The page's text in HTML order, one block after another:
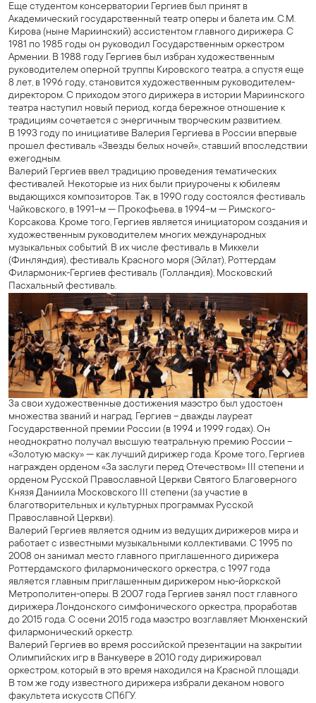
Еще студентом консерватории Гергиев был принят в
Академический государственный театр оперы и балета им. С.М.
Кирова (ныне Мариинский) ассистентом главного дирижера. С
1981 по 1985 годы он руководил Государственным оркестром
Армении. В 1988 году Гергиев был избран художественным
руководителем оперной труппы Кировского театра, а спустя еще
8 лет, в 1996 году, становится художественным руководителем-
директором. С приходом этого дирижера в истории Мариинского
театра наступил новый период, когда бережное отношение к
традициям сочетается с энергичным творческим развитием.
В 1993 году по инициативе Валерия Гергиева в России впервые
прошел фестиваль «Звезды белых ночей», ставший впоследствии
ежегодным.
Валерий Гергиев ввел традицию проведения тематических
фестивалей. Некоторые из них были приурочены к юбилеям
выдающихся композиторов. Так, в 1990 году состоялся фестиваль
Чайковского, в 1991-м — Прокофьева, в 1994-м — Римского-
Корсакова. Кроме того, Гергиев является инициатором создания и
художественным руководителем многих международных
музыкальных событий. В их числе фестиваль в Миккели
(Финляндия), фестиваль Красного моря (Эйлат), Роттердам
Филармоник-Гергиев фестиваль (Голландия), Московский
Пасхальный фестиваль.
За свои художественные достижения маэстро был удостоен
множества званий и наград. Гергиев – дважды лауреат
Государственной премии России (в 1994 и 1999 годах). Он
неоднократно получал высшую театральную премию России –
«Золотую маску» — как лучший дирижер года. Кроме того, Гергиев
награжден орденом «За заслуги перед Отечеством» III степени и
орденом Русской Православной Церкви Святого Благоверного
Князя Даниила Московского III степени (за участие в
благотворительных и культурных программах Русской
Православной Церкви).
Валерий Гергиев является одним из ведущих дирижеров мира и
работает с известными музыкальными коллективами. С 1995 по
2008 он занимал место главного приглашенного дирижера
Роттердамского филармонического оркестра, с 1997 года
является главным приглашенным дирижером нью-йоркской
Метрополитен-оперы. В 2007 года Гергиев занял пост главного
дирижера Лондонского симфонического оркестра, проработав
до 2015 года. С осени 2015 года маэстро возглавляет Мюнхенский
филармонический оркестр.
Валерий Гергиев во время российской презентации на закрытии
Олимпийских игр в Ванкувере в 2010 году дирижировал
оркестром, который в это время находился на Красной площади.
В том же году известного дирижера избрали деканом нового
факультета искусств СПбГУ.